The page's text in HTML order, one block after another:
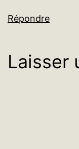
Répondre
Laisser